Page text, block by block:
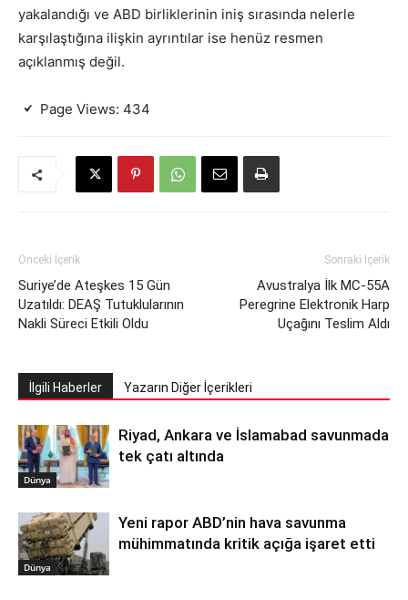
yakalandığı ve ABD birliklerinin iniş sırasında nelerle
karşılaştığına ilişkin ayrıntılar ise henüz resmen
açıklanmış değil.
Page Views: 434
Önceki İçerik
Suriye’de Ateşkes 15 Gün
Uzatıldı: DEAŞ Tutuklularının
Nakli Süreci Etkili Oldu
Sonraki İçerik
Avustralya İlk MC-55A
Peregrine Elektronik Harp
Uçağını Teslim Aldı
İlgili Haberler Yazarın Diğer İçerikleri
Dünya
Riyad, Ankara ve İslamabad savunmada
tek çatı altında
Dünya
Yeni rapor ABD’nin hava savunma
mühimmatında kritik açığa işaret etti